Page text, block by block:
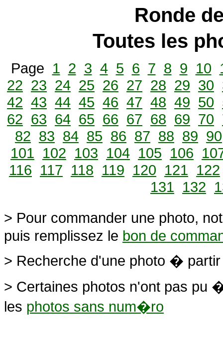
Ronde
Toutes les
Page 1 2 3 4 5 6 7 8 9 10
22 23 24 25 26 27 28 29 30
42 43 44 45 46 47 48 49 50
62 63 64 65 66 67 68 69 70
82 83 84 85 86 87 88 89 90
101 102 103 104 105 106
116 117 118 119 120 121 122
131 132
> Pour commander une photo,
puis remplissez le bon de
> Recherche d'une photo �
> Certaines photos n'ont pas
les photos sans num�ro